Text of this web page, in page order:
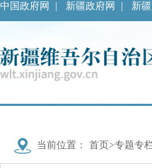
中国政府网 新疆政府网 新
当前位置： 首页 >专题专